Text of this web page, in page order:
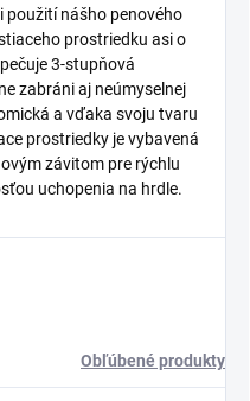
použití nášho penového
prostriedku asi o
3-stupňová
zabráni aj neúmyselnej
a vďaka svoju tvaru
prostriedky je vybavená
závitom pre rýchlu
uchopenia na hrdle.
Obľúbené produkty